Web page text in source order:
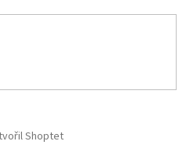
Shoptet